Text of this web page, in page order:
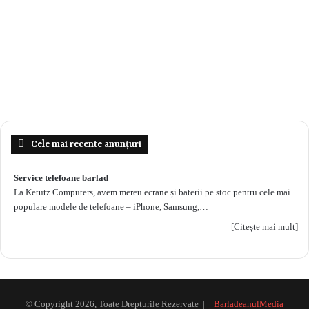
Cele mai recente anunțuri
Service telefoane barlad
La Ketutz Computers, avem mereu ecrane și baterii pe stoc pentru cele mai
populare modele de telefoane – iPhone, Samsung,…
[Citește mai mult]
© Copyright 2026, Toate Drepturile Rezervate | BarladeanulMedia